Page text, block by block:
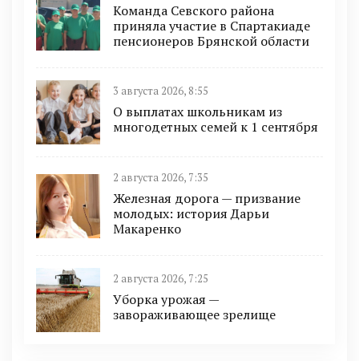
Команда Севского района
приняла участие в Спартакиаде
пенсионеров Брянской области
3 августа 2026, 8:55
О выплатах школьникам из
многодетных семей к 1 сентября
2 августа 2026, 7:35
Железная дорога — призвание
молодых: история Дарьи
Макаренко
2 августа 2026, 7:25
Уборка урожая —
завораживающее зрелище